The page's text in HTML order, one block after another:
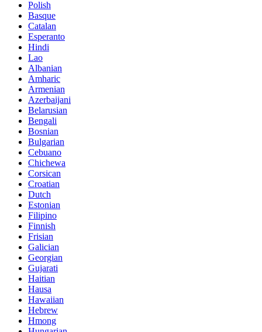
Polish
Basque
Catalan
Esperanto
Hindi
Lao
Albanian
Amharic
Armenian
Azerbaijani
Belarusian
Bengali
Bosnian
Bulgarian
Cebuano
Chichewa
Corsican
Croatian
Dutch
Estonian
Filipino
Finnish
Frisian
Galician
Georgian
Gujarati
Haitian
Hausa
Hawaiian
Hebrew
Hmong